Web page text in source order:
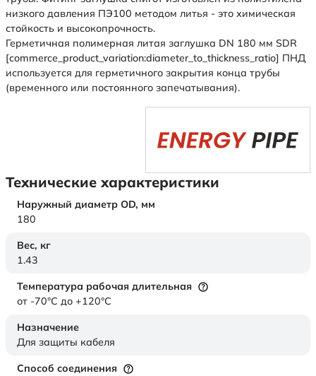
низкого давления ПЭ100 методом литья - это химическая
стойкость и высокопрочность.
Герметичная полимерная литая заглушка DN 180 мм SDR
[commerce_product_variation:diameter_to_thickness_ratio] ПНД
используется для герметичного закрытия конца трубы
(временного или постоянного запечатывания).
Технические характеристики
Наружный диаметр OD, мм
180
Вес, кг
1.43
Температура рабочая длительная
от -70°C до +120°C
Назначение
Для защиты кабеля
Способ соединения